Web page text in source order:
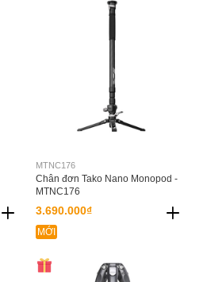
MTNC176
Chân đơn Tako Nano Monopod -
MTNC176
3.690.000₫
MỚI